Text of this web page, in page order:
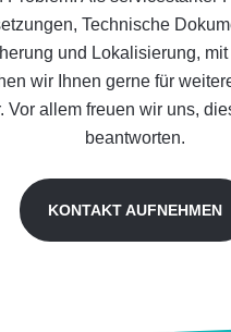
Technische
und Lokalisierung,
wir Ihnen gerne für
Vor allem freuen wir uns,
beantworten.
KONTAKT AUFNEHMEN